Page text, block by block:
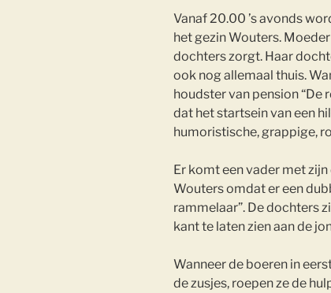
Vanaf 20.00 ’s avonds
het gezin Wouters.
dochters zorgt. Haar
ook nog allemaal thuis.
houdster van pension “De
dat het startsein van een
humoristische, grappige,
Er komt een vader met
Wouters omdat er een
rammelaar”. De dochters
kant te laten zien aan de
Wanneer de boeren in
de zusjes, roepen ze de